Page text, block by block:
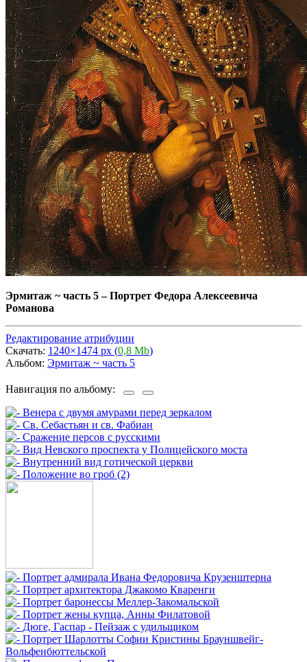
Эрмитаж ~ часть 5–Портрет Федора Алексеевича
Романова
Редактирование атрибуции
Скачать: 1240×1474 px (0,8 Mb)
Альбом: Эрмитаж ~ часть 5
Навигация по альбому: